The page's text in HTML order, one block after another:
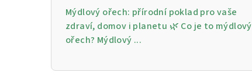
Mýdlový ořech: přírodní poklad pro vaše
zdraví, domov i planetu 🌿 Co je to mýdlový
ořech? Mýdlový ...